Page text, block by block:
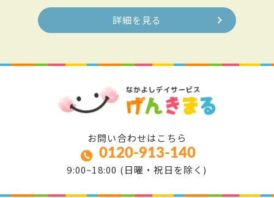
詳細を見る
お問い合わせはこちら
0120-913-140
9:00~18:00 (日曜・祝日を除く)